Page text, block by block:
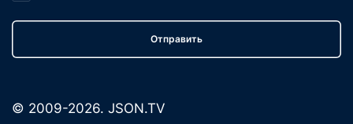
Отправить
© 2009-2026. JSON.TV